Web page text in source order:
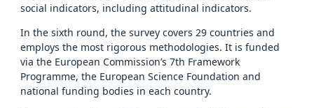
social indicators, including attitudinal indicators.
In the sixth round, the survey covers 29 countries and
employs the most rigorous methodologies. It is funded
via the European Commission’s 7th Framework
Programme, the European Science Foundation and
national funding bodies in each country.